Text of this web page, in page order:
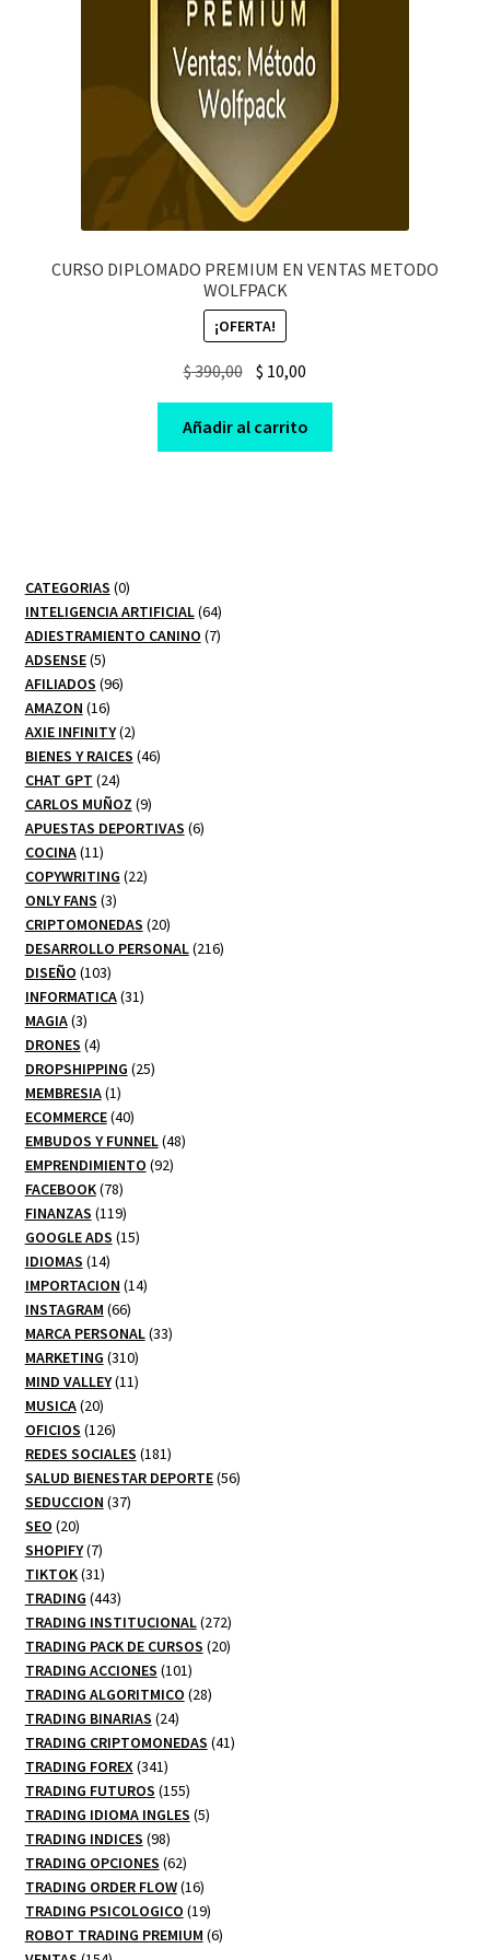
CURSO DIPLOMADO PREMIUM EN VENTAS METODO
WOLFPACK
¡OFERTA!
$390,00 Original
was:
$ 390,00.
$ 10,00
is:
$ 10,00.
Añadir al carrito
CATEGORIAS 00
productos
INTELIGENCIA ARTIFICIAL 6464
productos
ADIESTRAMIENTO CANINO 77
ADSENSE 55
productos
AFILIADOS 9696
AMAZON 1616
productos
AXIE INFINITY 22
productos
BIENES Y RAICES 4646
CHAT GPT 2424
productos
CARLOS MUÑOZ 99
productos
APUESTAS DEPORTIVAS 66
COCINA 1111
productos
COPYWRITING 2222
ONLY FANS 33
productos
CRIPTOMONEDAS 2020
productos
DESARROLLO PERSONAL 216216
DISEÑO 103103
productos
INFORMATICA 3131
MAGIA 33
productos
DRONES 44
productos
DROPSHIPPING 2525
MEMBRESIA 11
producto
ECOMMERCE 4040
productos
EMBUDOS Y FUNNEL 4848
EMPRENDIMIENTO 9292
FACEBOOK 7878
productos
FINANZAS 119119
productos
GOOGLE ADS 1515
IDIOMAS 1414
productos
IMPORTACION 1414
INSTAGRAM 6666
productos
MARCA PERSONAL 3333
MARKETING 310310
productos
MIND VALLEY 1111
MUSICA 2020
productos
OFICIOS 126126
productos
REDES SOCIALES 181181
productos
SALUD BIENESTAR DEPORTE 5656
SEDUCCION 3737
SEO 2020
productos
SHOPIFY 77
productos
TIKTOK 3131
productos
TRADING 443443
productos
TRADING INSTITUCIONAL 272272
productos
TRADING PACK DE CURSOS 2020
TRADING ACCIONES 101101
productos
TRADING ALGORITMICO 2828
TRADING BINARIAS 2424
productos
TRADING CRIPTOMONEDAS 4141
TRADING FOREX 341341
productos
TRADING FUTUROS 155155
productos
TRADING IDIOMA INGLES 55
TRADING INDICES 9898
productos
TRADING OPCIONES 6262
productos
TRADING ORDER FLOW 1616
productos
TRADING PSICOLOGICO 1919
productos
ROBOT TRADING PREMIUM 66